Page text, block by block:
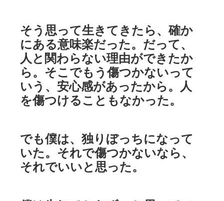
そう思って生きてきたら、確か
にある意味楽だった。だって、
人と関わらない理由ができたか
ら。そこでもう傷つかないって
いう、安心感があったから。人
を傷つけることもなかった。
でも僕は、独りぼっちになって
いた。それで傷つかないなら、
それでいいと思った。